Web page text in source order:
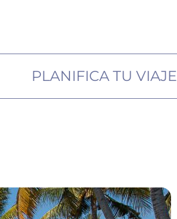
PLANIFICA TU VIAJE